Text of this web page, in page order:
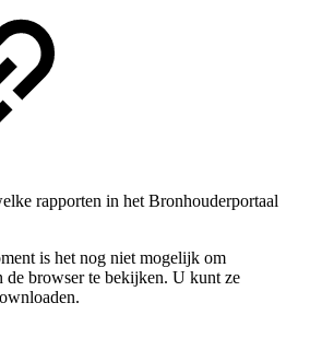
rapporten in het Bronhouderportaal
is het nog niet mogelijk om
de browser te bekijken. U kunt ze